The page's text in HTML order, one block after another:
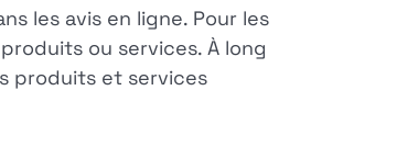
les avis en ligne. Pour les
ou services. À long
produits et services